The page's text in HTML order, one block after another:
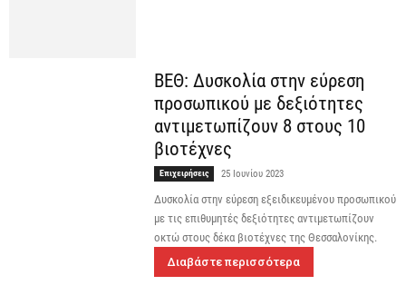
ΒΕΘ: Δυσκολία στην εύρεση
προσωπικού με δεξιότητες
αντιμετωπίζουν 8 στους 10
βιοτέχνες
Επιχειρήσεις 25 Ιουνίου 2023
Δυσκολία στην εύρεση εξειδικευμένου προσωπικού
με τις επιθυμητές δεξιότητες αντιμετωπίζουν
οκτώ στους δέκα βιοτέχνες της Θεσσαλονίκης.
Διαβάστε περισσότερα